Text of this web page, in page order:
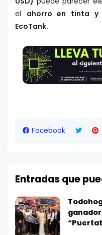
el ahorro en tinta y
EcoTank.
Facebook
Entradas que